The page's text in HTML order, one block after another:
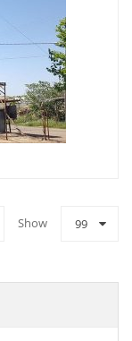
Show 99